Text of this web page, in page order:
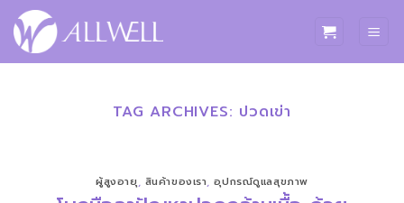
ข้าม
ไป
TAG ARCHIVES: ปวดเข่า
ผู้สูงอายุ, สินค้าของเรา,อุปกรณ์ดูแลสุขภาพ